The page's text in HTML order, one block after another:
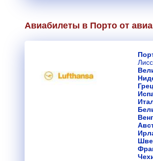
Авиабилеты в Порто от